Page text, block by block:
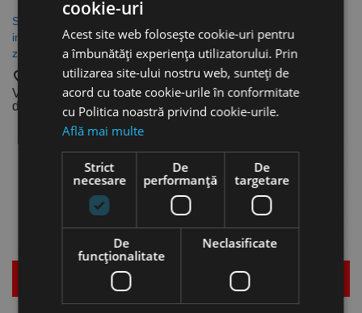
Surub “RO-JET” cu cap
innecat, pentru lemn, otel
zincat galben, Rocast
favorite_border
Vezi dimensiunile
disponibile
pentru lemn, otel zincat
galben, bit inclus in cutie,
Rocast
favorite_border
Vezi dimensiunile
Mai multe detalii Mai multe detalii
cookie-uri
Acest site web folosește cookie-uri pentru
a îmbunătăți experiența utilizatorului. Prin
utilizarea site-ului nostru web, sunteți de
acord cu toate cookie-urile în conformitate
cu Politica noastră privind cookie-urile.
Află mai multe
Strict
necesare
De
performanță
De
targetare
De
funcţionalitate
Neclasificate